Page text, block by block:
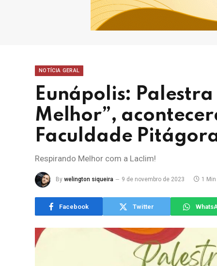
NOTÍCIA GERAL
Eunápolis:
Melhor”,
Faculdade
Respirando Melhor com a Laclim!
By welington siqueira 9 de novembro de 2023 1
Facebook Twitter